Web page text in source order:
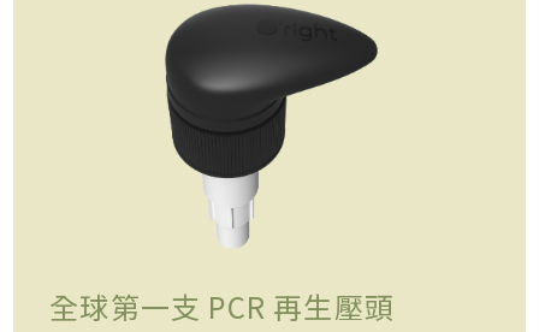
全球第一支 PCR 再生壓頭